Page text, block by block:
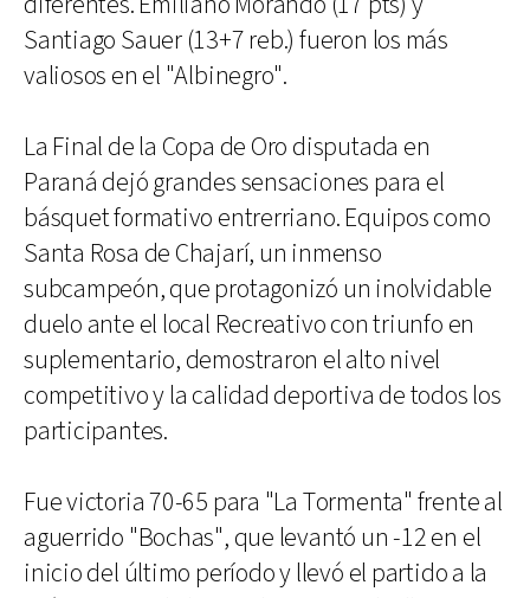
Santiago Sauer (13+7 reb.) fueron los más
valiosos en el "Albinegro".
La Final de la Copa de Oro disputada en
Paraná dejó grandes sensaciones para el
básquet formativo entrerriano. Equipos como
Santa Rosa de Chajarí, un inmenso
subcampeón, que protagonizó un inolvidable
duelo ante el local Recreativo con triunfo en
suplementario, demostraron el alto nivel
competitivo y la calidad deportiva de todos los
participantes.
Fue victoria 70-65 para "La Tormenta" frente al
aguerrido "Bochas", que levantó un -12 en el
inicio del último período y llevó el partido a la